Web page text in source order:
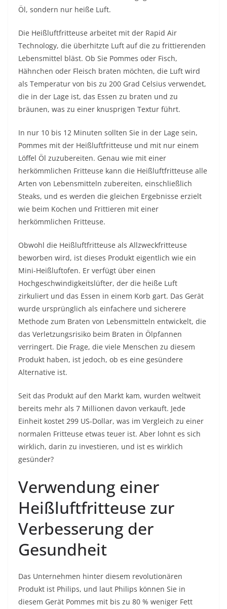
Öl, sondern nur heiße Luft.
Die Heißluftfritteuse arbeitet mit der Rapid Air
Technology, die überhitzte Luft auf die zu frittierenden
Lebensmittel bläst. Ob Sie Pommes oder Fisch,
Hähnchen oder Fleisch braten möchten, die Luft wird
als Temperatur von bis zu 200 Grad Celsius verwendet,
die in der Lage ist, das Essen zu braten und zu
bräunen, was zu einer knusprigen Textur führt.
In nur 10 bis 12 Minuten sollten Sie in der Lage sein,
Pommes mit der Heißluftfritteuse und mit nur einem
Löffel Öl zuzubereiten. Genau wie mit einer
herkömmlichen Fritteuse kann die Heißluftfritteuse alle
Arten von Lebensmitteln zubereiten, einschließlich
Steaks, und es werden die gleichen Ergebnisse erzielt
wie beim Kochen und Frittieren mit einer
herkömmlichen Fritteuse.
Obwohl die Heißluftfritteuse als Allzweckfritteuse
beworben wird, ist dieses Produkt eigentlich wie ein
Mini-Heißluftofen. Er verfügt über einen
Hochgeschwindigkeitslüfter, der die heiße Luft
zirkuliert und das Essen in einem Korb gart. Das Gerät
wurde ursprünglich als einfachere und sicherere
Methode zum Braten von Lebensmitteln entwickelt, die
das Verletzungsrisiko beim Braten in Ölpfannen
verringert. Die Frage, die viele Menschen zu diesem
Produkt haben, ist jedoch, ob es eine gesündere
Alternative ist.
Seit das Produkt auf den Markt kam, wurden weltweit
bereits mehr als 7 Millionen davon verkauft. Jede
Einheit kostet 299 US-Dollar, was im Vergleich zu einer
normalen Fritteuse etwas teuer ist. Aber lohnt es sich
wirklich, darin zu investieren, und ist es wirklich
gesünder?
Verwendung einer
Heißluftfritteuse zur
Verbesserung der
Gesundheit
Das Unternehmen hinter diesem revolutionären
Produkt ist Philips, und laut Philips können Sie in
diesem Gerät Pommes mit bis zu 80 % weniger Fett